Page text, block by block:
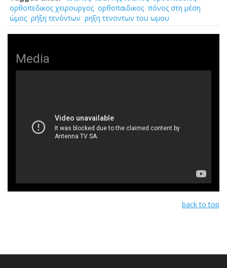
ορθοπεδικος χειρουργος ορθοπαιδικος πόνος στη μέση
ώμος ρήξη τενόντων ρηξη τενοντων του ωμου
Media
back to top